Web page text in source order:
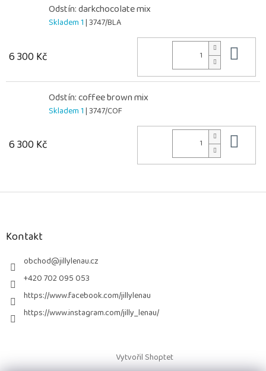
Odstín: darkchocolate mix
Skladem 1| 3747/BLA
6 300 Kč
Odstín: coffee brown mix
Skladem 1| 3747/COF
6 300 Kč
Z
Kontakt
obchod@jillylenau.cz
+420 702 095 053
https://www.facebook.com/jillylenau
https://www.instagram.com/jilly_lenau/
Vytvořil Shoptet